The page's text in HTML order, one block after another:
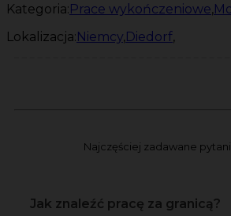
Kategoria:Prace wykończeniowe,
Lokalizacja:Niemcy,Diedorf,
Najczęściej zadawane
Jak znaleźć pracę za granicą?